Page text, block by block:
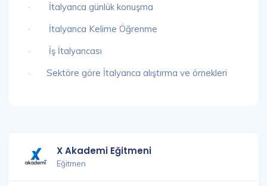
· İtalyanca günlük konuşma
· İtalyanca Kelime Öğrenme
· İş İtalyancası
· Sektöre göre İtalyanca alıştırma ve örnekleri
X Akademi Eğitmeni
Eğitmen